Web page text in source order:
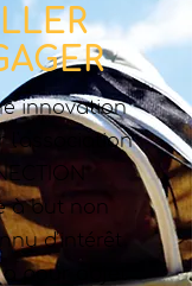
innovation
l'association
à but non
d'intérêt
pour objet